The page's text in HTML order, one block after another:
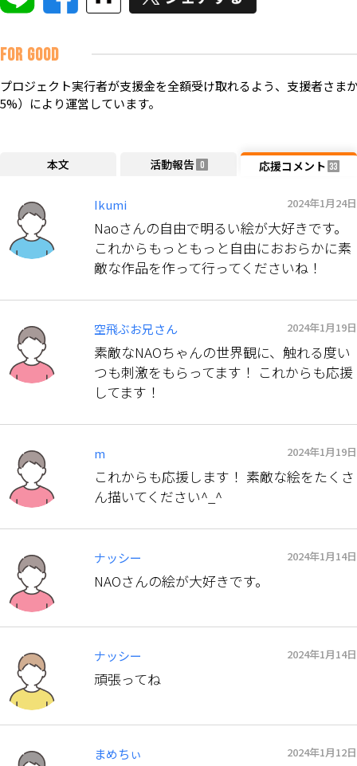
FOR GOOD
プロジェクト実行者が支援金を全額受け取れるよう、支援者さま
5%）により運営しています。
本文 活動報告 0 応援コメント 33
Ikumi 2024年1月24日
Naoさんの自由で明るい絵が大好きです。
これからもっともっと自由におおらかに素
敵な作品を作って行ってくださいね！
空飛ぶお兄さん 2024年1月19日
素敵なNAOちゃんの世界観に、触れる度い
つも刺激をもらってます！ これからも応援
してます！
m 2024年1月19日
これからも応援します！ 素敵な絵をたくさ
ん描いてください^_^
ナッシー 2024年1月14日
NAOさんの絵が大好きです。
ナッシー 2024年1月14日
頑張ってね
まめちぃ 2024年1月12日